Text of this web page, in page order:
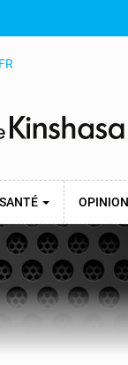
FR
SANTÉ